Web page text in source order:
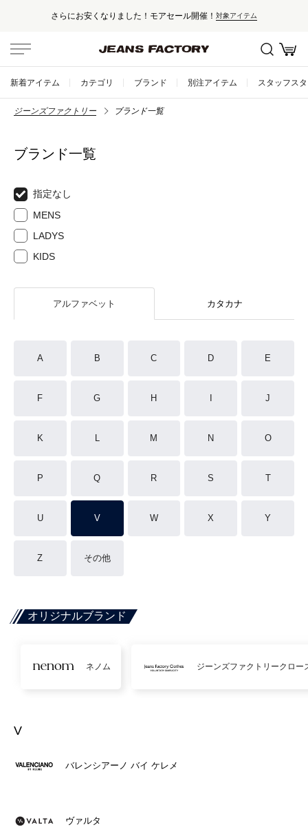
さらにお安くなりました！モアセール開催！ 対象アイテム
新着アイテム カテゴリ ブランド 別注アイテム スタッフス
ジーンズファクトリー ブランド一覧
ブランド一覧
指定なし
MENS
LADYS
KIDS
アルファベット カタカナ
A B C D E
F G H J
K L M N O
P Q R S T
U V W X Y
Z その他
オリジナルブランド
ネノム ジーンズファクトリークロー
V
バレンシアーノ バイ ケレメ
ヴァルタ